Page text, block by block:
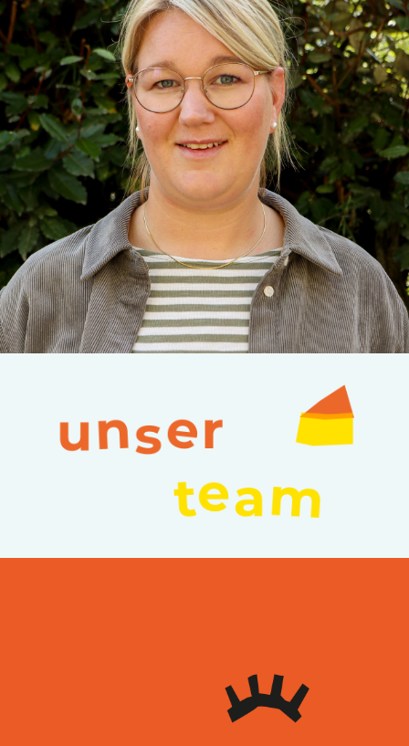
Christiane
Erzieherin, Montessori Pädagogin